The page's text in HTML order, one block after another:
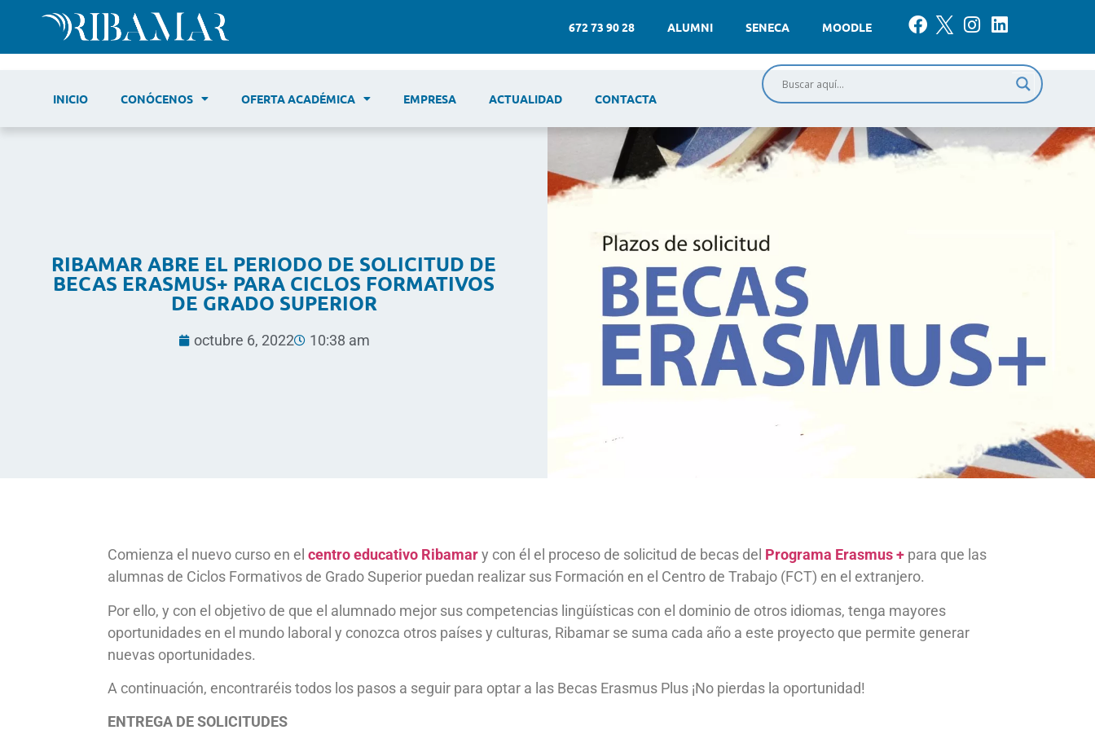
672 73 90 28 ALUMNI SENECA MOODLE
INICIO CONÓCENOS OFERTA ACADÉMICA EMPRESA ACTUALIDAD CONTACTA
RIBAMAR ABRE EL PERIODO DE SOLICITUD DE
BECAS ERASMUS+ PARA CICLOS FORMATIVOS
DE GRADO SUPERIOR
octubre 6, 2022 10:38 am
Comienza el nuevo curso en el centro educativo Ribamary con él el proceso de solicitud de becas del Programa Erasmus + para que las
alumnas de Ciclos Formativos de Grado Superior puedan realizar sus Formación en el Centro de Trabajo (FCT) en el extranjero.
Por ello, y con el objetivo de que el alumnado mejor sus competencias lingüísticas con el dominio de otros idiomas, tenga mayores
oportunidades en el mundo laboral y conozca otros países y culturas, Ribamar se suma cada año a este proyecto que permite generar
nuevas oportunidades.
A continuación, encontraréis todos los pasos a seguir para optar a las Becas Erasmus Plus ¡No pierdas la oportunidad!
ENTREGA DE SOLICITUDES